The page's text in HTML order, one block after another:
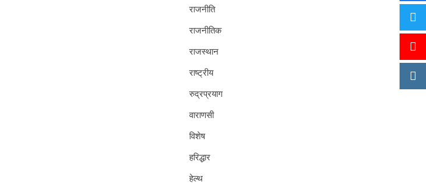
राजनीति
राजनीतिक
राजस्थान
राष्ट्रीय
रुद्रप्रयाग
वाराणसी
विशेष
हरिद्धार
हेल्थ